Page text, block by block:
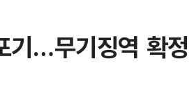
기…무기징역 확정